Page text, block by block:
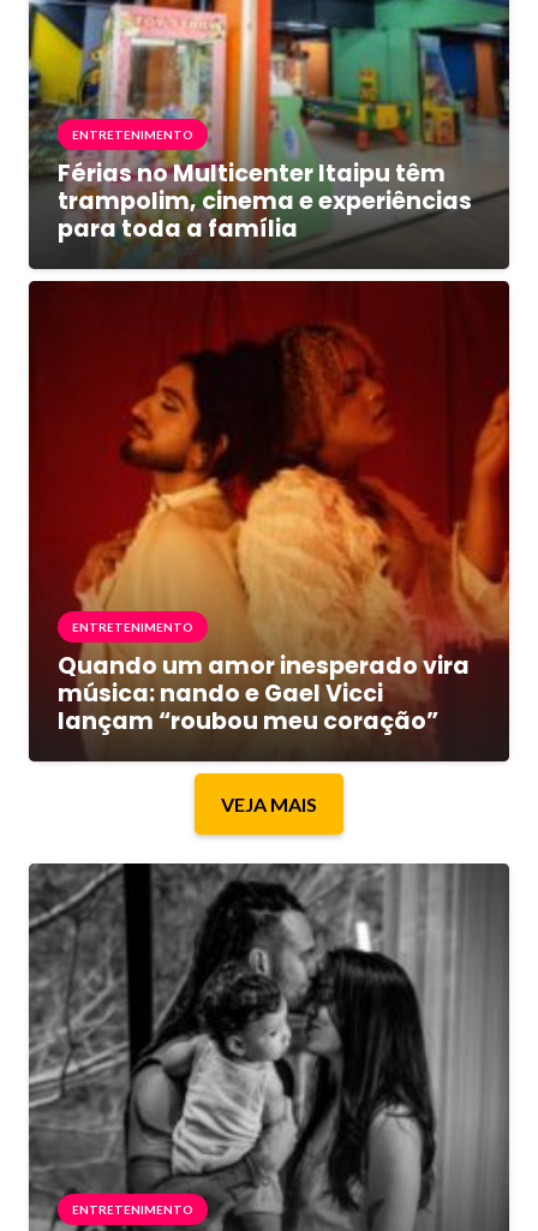
ENTRETENIMENTO
Férias no Multicenter Itaipu têm
trampolim, cinema e experiências
para toda a família
ENTRETENIMENTO
Quando um amor inesperado vira
música: nando e Gael Vicci
lançam “roubou meu coração”
VEJA MAIS
ENTRETENIMENTO